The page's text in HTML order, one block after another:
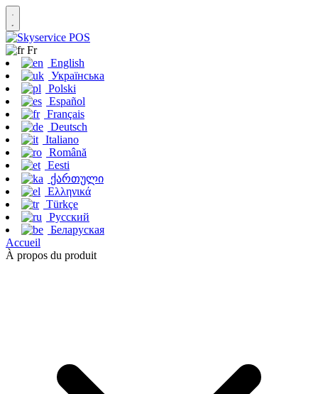
Fr
English
Українська
Polski
Español
Français
Deutsch
Italiano
Română
Eesti
ქართული
Ελληνικά
Türkçe
Русский
Беларуская
Accueil
À propos du produit